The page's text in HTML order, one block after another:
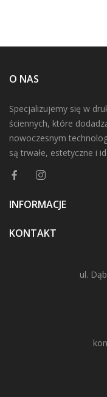
O NAS
Specjalizujemy się w
ściennych, które
nowoczesnym
są trwałe, estetyczne i
INFORMACJE
KONTAKT
ul.